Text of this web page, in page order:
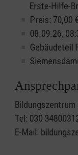
Erste-Hilfe-
Preis: 70,00 €
08.09.26,
Gebäudeteil
Bildungszentrum
Tel: 030
E-Mail: